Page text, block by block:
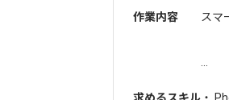
作業内容 スマ
求めるスキル ・